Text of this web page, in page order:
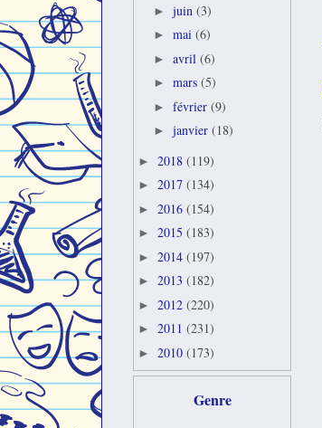
► juin (3)
► mai (6)
► avril (6)
► mars (5)
► février (9)
► janvier (18)
► 2018 (119)
► 2017 (134)
► 2016 (154)
► 2015 (183)
► 2014 (197)
► 2013 (182)
► 2012 (220)
► 2011 (231)
► 2010 (173)
Genre